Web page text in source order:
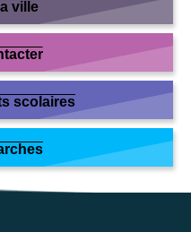
ville
scolaires